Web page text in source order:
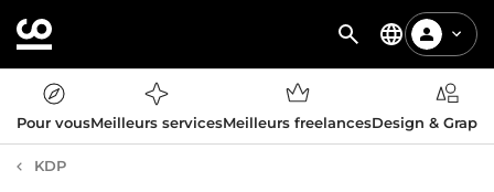
Pour vousMeilleurs servicesMeilleurs freelancesDesign &
KDP